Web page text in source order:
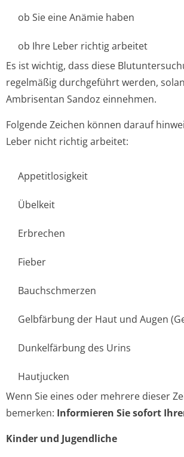
ob Sie eine Anämie haben
ob Ihre Leber richtig arbeitet
Es ist wichtig, dass diese
regelmäßig durchgeführt werden,
Ambrisentan Sandoz einnehmen.
Folgende Zeichen können darauf
Leber nicht richtig arbeitet:
Appetitlosigkeit
Übelkeit
Erbrechen
Fieber
Bauchschmerzen
Gelbfärbung der Haut und Augen
Dunkelfärbung des Urins
Hautjucken
Wenn Sie eines oder mehrere dieser
bemerken: Informieren Sie sofort
Kinder und Jugendliche